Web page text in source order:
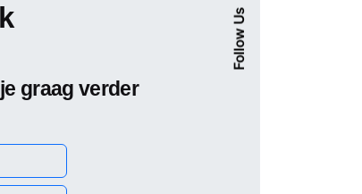
Follow Us
graag verder